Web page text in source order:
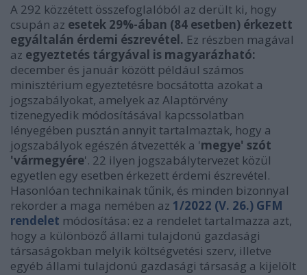
A 292 közzétett összefoglalóból az derült ki, hogy
csupán az esetek 29%-ában (84 esetben) érkezett
egyáltalán érdemi észrevétel. Ez részben magával
az egyeztetés tárgyával is magyarázható:
december és január között például számos
minisztérium egyeztetésre bocsátotta azokat a
jogszabályokat, amelyek az Alaptörvény
tizenegyedik módosításával kapcssolatban
lényegében pusztán annyit tartalmaztak, hogy a
jogszabályok egészén átvezették a 'megye' szót
'vármegyére'. 22 ilyen jogszabálytervezet közül
egyetlen egy esetben érkezett érdemi észrevétel.
Hasonlóan technikainak tűnik, és minden bizonnyal
rekorder a maga nemében az 1/2022 (V. 26.) GFM
rendelet módosítása: ez a rendelet tartalmazza azt,
hogy a különböző állami tulajdonú gazdasági
társaságokban melyik költségvetési szerv, illetve
egyéb állami tulajdonú gazdasági társaság a kijelölt